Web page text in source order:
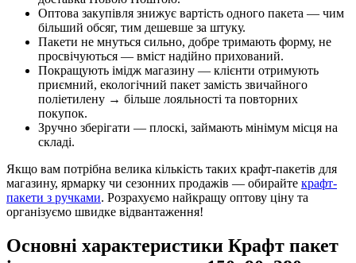
Оптова закупівля знижує вартість одного пакета — чим
більший обсяг, тим дешевше за штуку.
Пакети не мнуться сильно, добре тримають форму, не
просвічуються — вміст надійно прихований.
Покращують імідж магазину — клієнти отримують
приємний, екологічний пакет замість звичайного
поліетилену → більше лояльності та повторних
покупок.
Зручно зберігати — плоскі, займають мінімум місця на
складі.
Якщо вам потрібна велика кількість таких крафт-пакетів для
магазину, ярмарку чи сезонних продажів — обирайте крафт-
пакети з ручками. Розрахуємо найкращу оптову ціну та
організуємо швидке відвантаження!
Основні характеристики Крафт пакет